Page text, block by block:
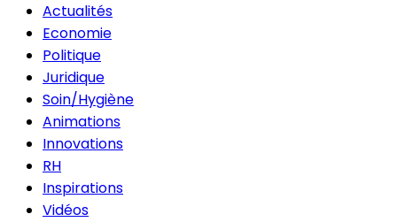
Actualités
Economie
Politique
Juridique
Soin/Hygiène
Animations
Innovations
RH
Inspirations
Vidéos